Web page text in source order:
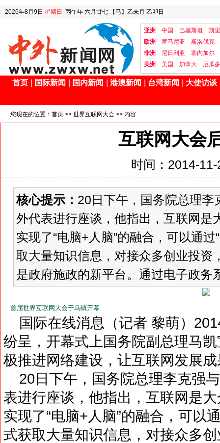
2026年8月9日 星期日 丙午年 六月廿七 【马】乙未月 乙卯日
亚洲 中国 巴基斯坦
斯
欧洲
罗马尼亚
斯洛伐克
非洲
尼日利亚
塞内加尔
美洲
美国 加拿大 厄瓜
首页 国际新闻 国内新闻 港澳新闻 台湾新闻 大使访谈
您现在的位置： 首页 >> 世界互联网大会 >> 内容
互联网大会
时间：2014-
核心提示： 20日下午，国务院总理李
外代表进行座谈，他指出，互联网是
实现了“电脑+人脑”的融合，可以通过
取大量知识信息，对接众多创业投资
是政府施政的新平台。通过电子政务
首届世界互联网大会于乌镇开幕
国际在线消息（记者 黎萌）
纷呈，开幕式上国务院副总理马
极推进网络建设，让互联网发展
20日下午，国务院总理李克强
表进行座谈，他指出，互联网是
实现了“电脑+人脑”的融合，可以
式获取大量知识信息，对接众多